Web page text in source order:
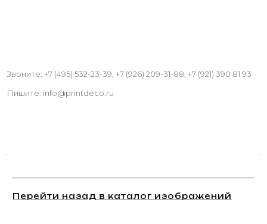
Звоните: +7 (495) 532-23-39, +7 (926) 209-31-88, +7 (921) 390 81 93
Пишите: info@printdeco.ru
Перейти назад в каталог изображений